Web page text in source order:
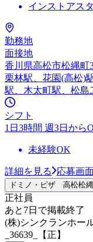
インストアス
勤務地
面接地
香川県高松市松縄町
栗林駅、花園(高松)
駅、木太町駅、松島
シフト
1日3時間 週3日から
未経験OK
詳細を見る 応募画
ドミノ・ピザ 高松松
正社員
あと7日で掲載終了
(株)シンクランホー
_36639_【正】